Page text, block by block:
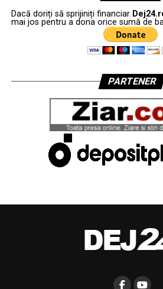
Dacă doriți să sprijiniți financiar
mai jos pentru a dona orice sumă de
PARTENER